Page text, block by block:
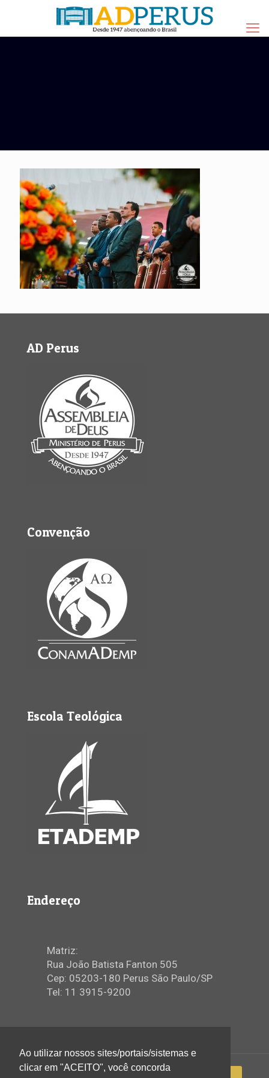
AD Perus
Convenção
Escola Teológica
Endereço
Matriz:
Rua João Batista Fanton 505
Cep: 05203-180 Perus São Paulo/SP
Tel: 11 3915-9200
Ao utilizar nossos sites/portais/sistemas e
clicar em "ACEITO", você concorda